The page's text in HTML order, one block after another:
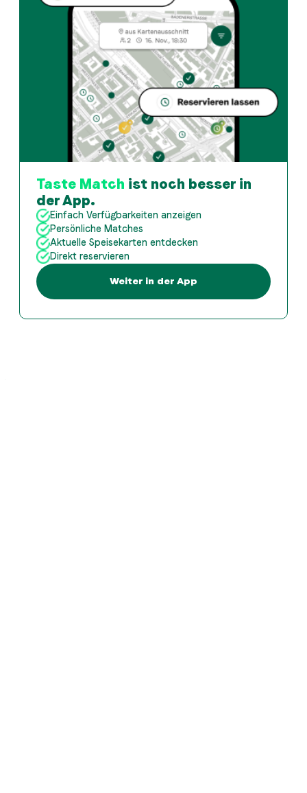
Taste Match ist noch besser in
der App.
Einfach Verfügbarkeiten anzeigen
Persönliche Matches
Aktuelle Speisekarten entdecken
Direkt reservieren
Weiter in der App